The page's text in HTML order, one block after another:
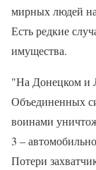
мирных людей
Есть редкие
имущества.
"На Донецком и
Объединенных
воинами
3 –
Потери